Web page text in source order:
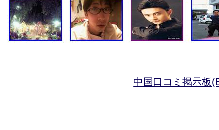
中国口コミ掲示板